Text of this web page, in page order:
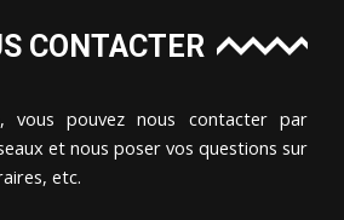
CONTACTER
vous pouvez nous contacter par
et nous poser vos questions sur
etc.